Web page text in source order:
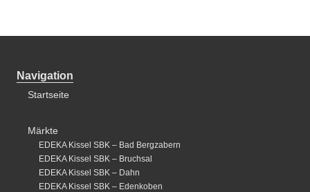
Navigation
Startseite
Märkte
EDEKA Kissel SBK – Bad Bergzabern
EDEKA Kissel SBK – Bruchsal
EDEKA Kissel SBK – Dahn
EDEKA Kissel SBK – Edenkoben